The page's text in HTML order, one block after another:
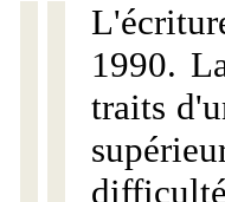
1990.
traits